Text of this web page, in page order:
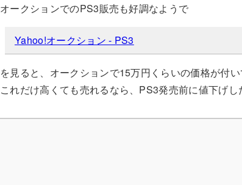
オークションでのPS3販売も好調なようで
Yahoo!オークション - PS3
を見ると、オークションで15万円くらいの価格が付い
これだけ高くても売れるなら、PS3発売前に値下げし